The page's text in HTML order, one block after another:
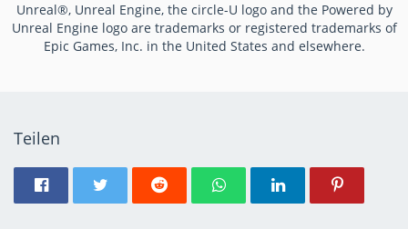
Unreal®, Unreal Engine, the circle-U logo and the Powered by
Unreal Engine logo are trademarks or registered trademarks of
Epic Games, Inc. in the United States and elsewhere.
Teilen